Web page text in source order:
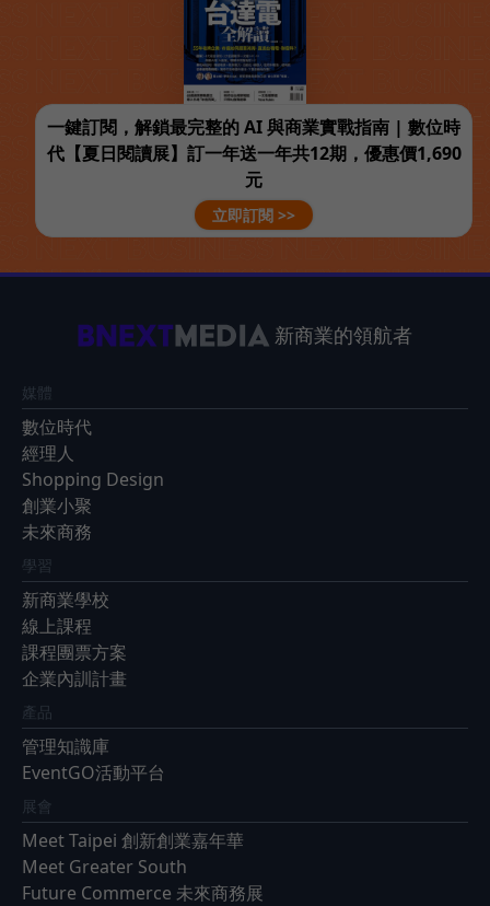
一鍵訂閱，解鎖最完整的 AI 與商業實戰指南 | 數位時
代【夏日閱讀展】訂一年送一年共12期，優惠價1,690
元
立即訂閱 >>
新商業的領航者
媒體
數位時代
經理人
Shopping Design
創業小聚
未來商務
學習
新商業學校
線上課程
課程團票方案
企業內訓計畫
產品
管理知識庫
EventGO活動平台
展會
Meet Taipei 創新創業嘉年華
Meet Greater South
Future Commerce 未來商務展